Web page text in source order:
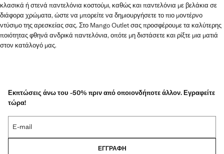
κλασικά ή στενά παντελόνια κοστούμι, καθώς και παντελόνια με βελάκια σε
διάφορα χρώματα, ώστε να μπορείτε να δημιουργήσετε το πιο μοντέρνο
ντύσιμο της αρεσκείας σας. Στο Mango Outlet σας προσφέρουμε τα καλύτερης
ποιότητας φθηνά ανδρικά παντελόνια, οπότε μη διστάσετε και ρίξτε μια ματιά
στον κατάλογό μας.
Εκπτώσεις άνω του -50% πριν από οποιονδήποτε άλλον. Εγραφείτε
τώρα!
E-mail
ΕΓΓΡΑΦΉ